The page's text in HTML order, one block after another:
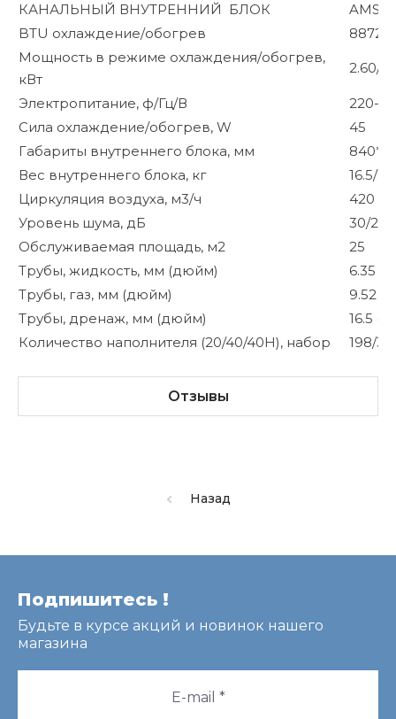
КАНАЛЬНЫЙ ВНУТРЕННИЙ БЛОК
BTU охлаждение/обогрев
8872/
Мощность в режиме охлаждения/обогрев,
кВт
2.60/
Электропитание, ф/Гц/В
220-
Сила охлаждение/обогрев, W
45
Габариты внутреннего блока, мм
Вес внутреннего блока, кг
16.5/20
Циркуляция воздуха, м3/ч
420
Уровень шума, дБ
30/26/
Обслуживаемая площадь, м2
25
Трубы, жидкость, мм (дюйм)
6.35
Трубы, газ, мм (дюйм)
9.52
Трубы, дренаж, мм (дюйм)
16.5
Количество наполнителя (20/40/40Н), набор
198/
Отзывы
Назад
Подпишитесь !
Будьте в курсе акций и новинок нашего
магазина